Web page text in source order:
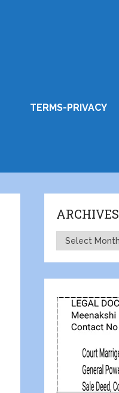
TERMS-PRIVACY
ARCHIVES
Archives